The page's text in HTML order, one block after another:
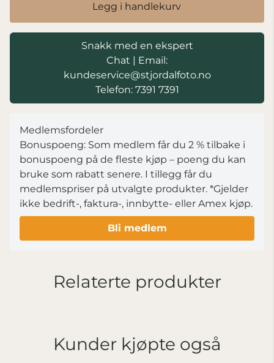
Legg i handlekurv
Snakk med en ekspert
Chat | Email:
kundeservice@stjordalfoto.no
Telefon: 7391 7391
Medlemsfordeler
Bonuspoeng: Som medlem får du 2 % tilbake i
bonuspoeng på de fleste kjøp – poeng du kan
bruke som rabatt senere. I tillegg får du
medlemspriser på utvalgte produkter. *Gjelder
ikke bedrift-, faktura-, innbytte- eller Amex kjøp.
Bli medlem
Relaterte produkter
Kunder kjøpte også